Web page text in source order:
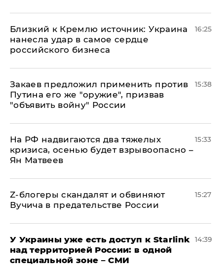
Близкий к Кремлю источник: Украина
нанесла удар в самое сердце
российского бизнеса
16:25
Закаев предложил применить против
Путина его же "оружие", призвав
"объявить войну" России
15:38
На РФ надвигаются два тяжелых
кризиса, осенью будет взрывоопасно –
Ян Матвеев
15:33
Z-блогеры скандалят и обвиняют
Вучича в предательстве России
15:27
У Украины уже есть доступ к Starlink
над территорией России: в одной
специальной зоне – СМИ
14:39